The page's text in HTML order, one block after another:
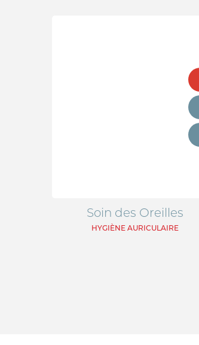
Soin des Oreilles
HYGIÈNE AURICULAIRE